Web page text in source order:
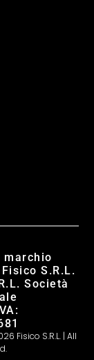
marchio
S.R.L.
Società
Fisico S.R.L. | All